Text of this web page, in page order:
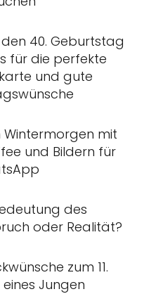
40. Geburtstag
für die perfekte
und gute
Wintermorgen mit
und Bildern für
des
oder Realität?
zum 11.
Jungen